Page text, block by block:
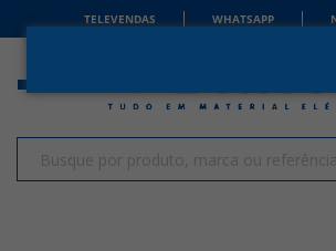
TELEVENDAS WHATSAPP